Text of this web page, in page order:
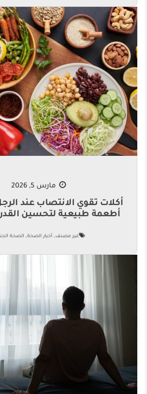
مارس 5, 2026
أطعمة طبيعية لتحسين
غير مصنف, أخبار الصحة, الصحة